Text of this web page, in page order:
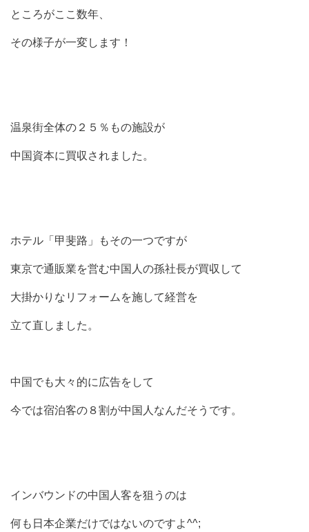
ところがここ数年、
その様子が一変します！
温泉街全体の２５％もの施設が
中国資本に買収されました。
ホテル「甲斐路」もその一つですが
東京で通販業を営む中国人の孫社長が買収して
大掛かりなリフォームを施して経営を
立て直しました。
中国でも大々的に広告をして
今では宿泊客の８割が中国人なんだそうです。
インバウンドの中国人客を狙うのは
何も日本企業だけではないのですよ^^;